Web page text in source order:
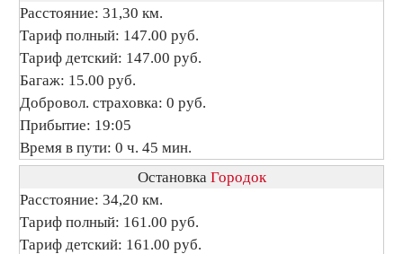
Расстояние: 31,30 км.
Тариф полный: 147.00 руб.
Тариф детский: 147.00 руб.
Багаж: 15.00 руб.
Добровол. страховка: 0 руб.
Прибытие: 19:05
Время в пути: 0 ч. 45 мин.
Остановка Городок
Расстояние: 34,20 км.
Тариф полный: 161.00 руб.
Тариф детский: 161.00 руб.